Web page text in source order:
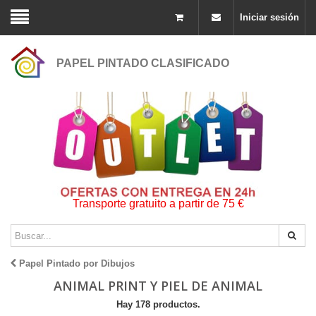
Iniciar sesión
PAPEL PINTADO CLASIFICADO
Transporte gratuito a partir de 75 €
Papel Pintado por Dibujos
ANIMAL PRINT Y PIEL DE ANIMAL
Hay 178 productos.